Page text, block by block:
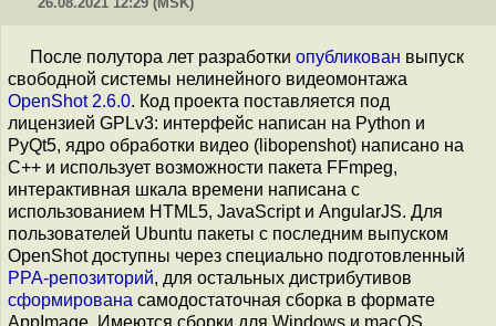
После полутора лет разработки опубликован выпуск
свободной системы нелинейного видеомонтажа
OpenShot 2.6.0. Код проекта поставляется под
лицензией GPLv3: интерфейс написан на Python и
PyQt5, ядро обработки видео (libopenshot) написано на
C++ и использует возможности пакета FFmpeg,
интерактивная шкала времени написана с
использованием HTML5, JavaScript и AngularJS. Для
пользователей Ubuntu пакеты с последним выпуском
OpenShot доступны через специально подготовленный
PPA-репозиторий, для остальных дистрибутивов
сформирована самодостаточная сборка в формате
AppImage. Имеются сборки для Windows и macOS.